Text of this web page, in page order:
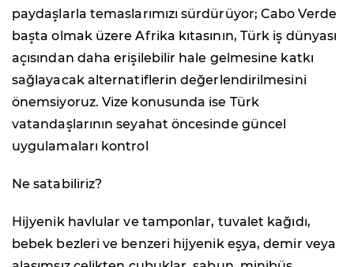
paydaşlarla temaslarımızı sürdürüyor; Cabo Verde
başta olmak üzere Afrika kıtasının, Türk iş dünyası
açısından daha erişilebilir hale gelmesine katkı
sağlayacak alternatiflerin değerlendirilmesini
önemsiyoruz. Vize konusunda ise Türk
vatandaşlarının seyahat öncesinde güncel
uygulamaları kontrol
Ne satabiliriz?
Hijyenik havlular ve tamponlar, tuvalet kağıdı,
bebek bezleri ve benzeri hijyenik eşya, demir veya